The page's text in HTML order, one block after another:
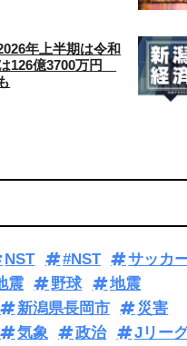
年上半期は令和
126億3700万円
NST #NST
サッカ
震 野球
地震
新潟県長岡市
災害
気象 政治 Jリー